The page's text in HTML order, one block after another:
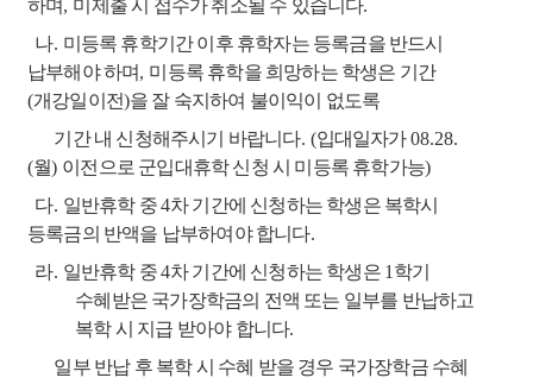
하며, 미제출 시 접수가 취소될 수 있습니다.
나. 미등록 휴학기간 이후 휴학자는 등록금을 반드시
납부해야 하며, 미등록 휴학을 희망하는 학생은 기간
(개강일이전)을 잘 숙지하여 불이익이 없도록
기간 내 신청해주시기 바랍니다. (입대일자가08.28.
(월) 이전으로 군입대휴학 신청 시 미등록 휴학가능)
다. 일반휴학 중4차 기간에 신청하는 학생은 복학시
등록금의 반액을 납부하여야 합니다.
라. 일반휴학 중4차 기간에 신청하는 학생은 1 학기
수혜받은 국가장학금의 전액 또는 일부를 반납하고
복학 시 지급 받아야 합니다.
일부 반납 후 복학 시 수혜 받을 경우 국가장학금 수혜